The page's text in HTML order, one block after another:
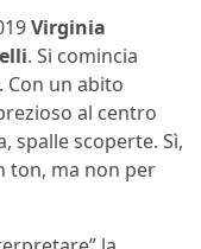
Virginia
. Si comincia
Con un abito
al centro
spalle scoperte. Sì,
ton, ma non per